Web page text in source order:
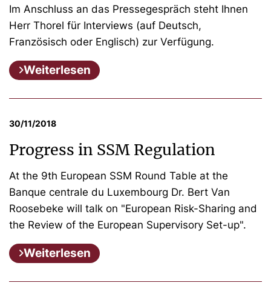
Im Anschluss an das Pressegespräch steht Ihnen
Herr Thorel für Interviews (auf Deutsch,
Französisch oder Englisch) zur Verfügung.
Weiterlesen
30/11/2018
Progress in SSM Regulation
At the 9th European SSM Round Table at the
Banque centrale du Luxembourg Dr. Bert Van
Roosebeke will talk on "European Risk-Sharing and
the Review of the European Supervisory Set-up".
Weiterlesen